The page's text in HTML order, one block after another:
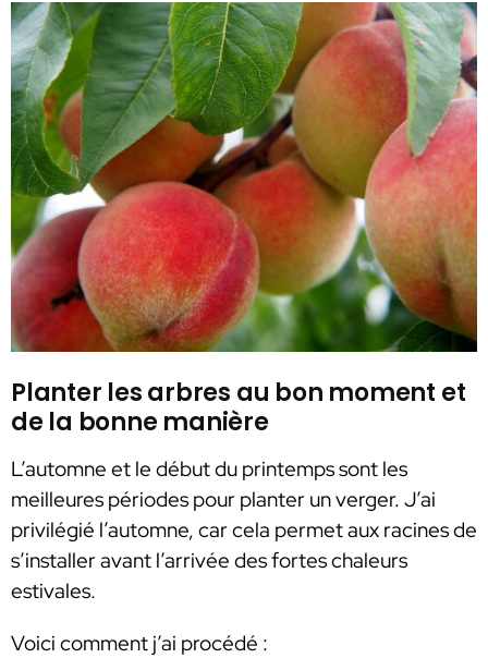
Planter les arbres au bon moment et
de la bonne manière
L’automne et le début du printemps sont les
meilleures périodes pour planter un verger. J’ai
privilégié l’automne, car cela permet aux racines de
s’installer avant l’arrivée des fortes chaleurs
estivales.
Voici comment j’ai procédé :